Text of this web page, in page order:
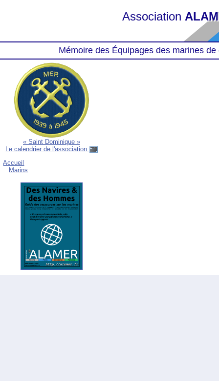
Association
Mémoire des Équipages des marines
« Saint Dominique »
Le calendrier de l'association
Accueil
Marins